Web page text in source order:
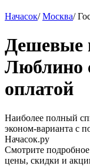
Начасок/ Москва/
Дешевые
Люблино
оплатой
Наиболее полный
эконом-варианта c
Начасок.ру
Смотрите
цены, скидки и